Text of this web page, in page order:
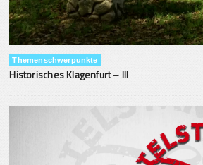
Themenschwerpunkte
Historisches Klagenfurt – III